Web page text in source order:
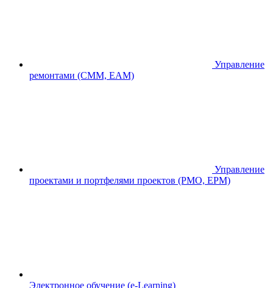
Управление
ремонтами (CMM, EAM)
Управление
проектами и портфелями проектов (PMO, EPM)
Электронное обучение (e-Learning)